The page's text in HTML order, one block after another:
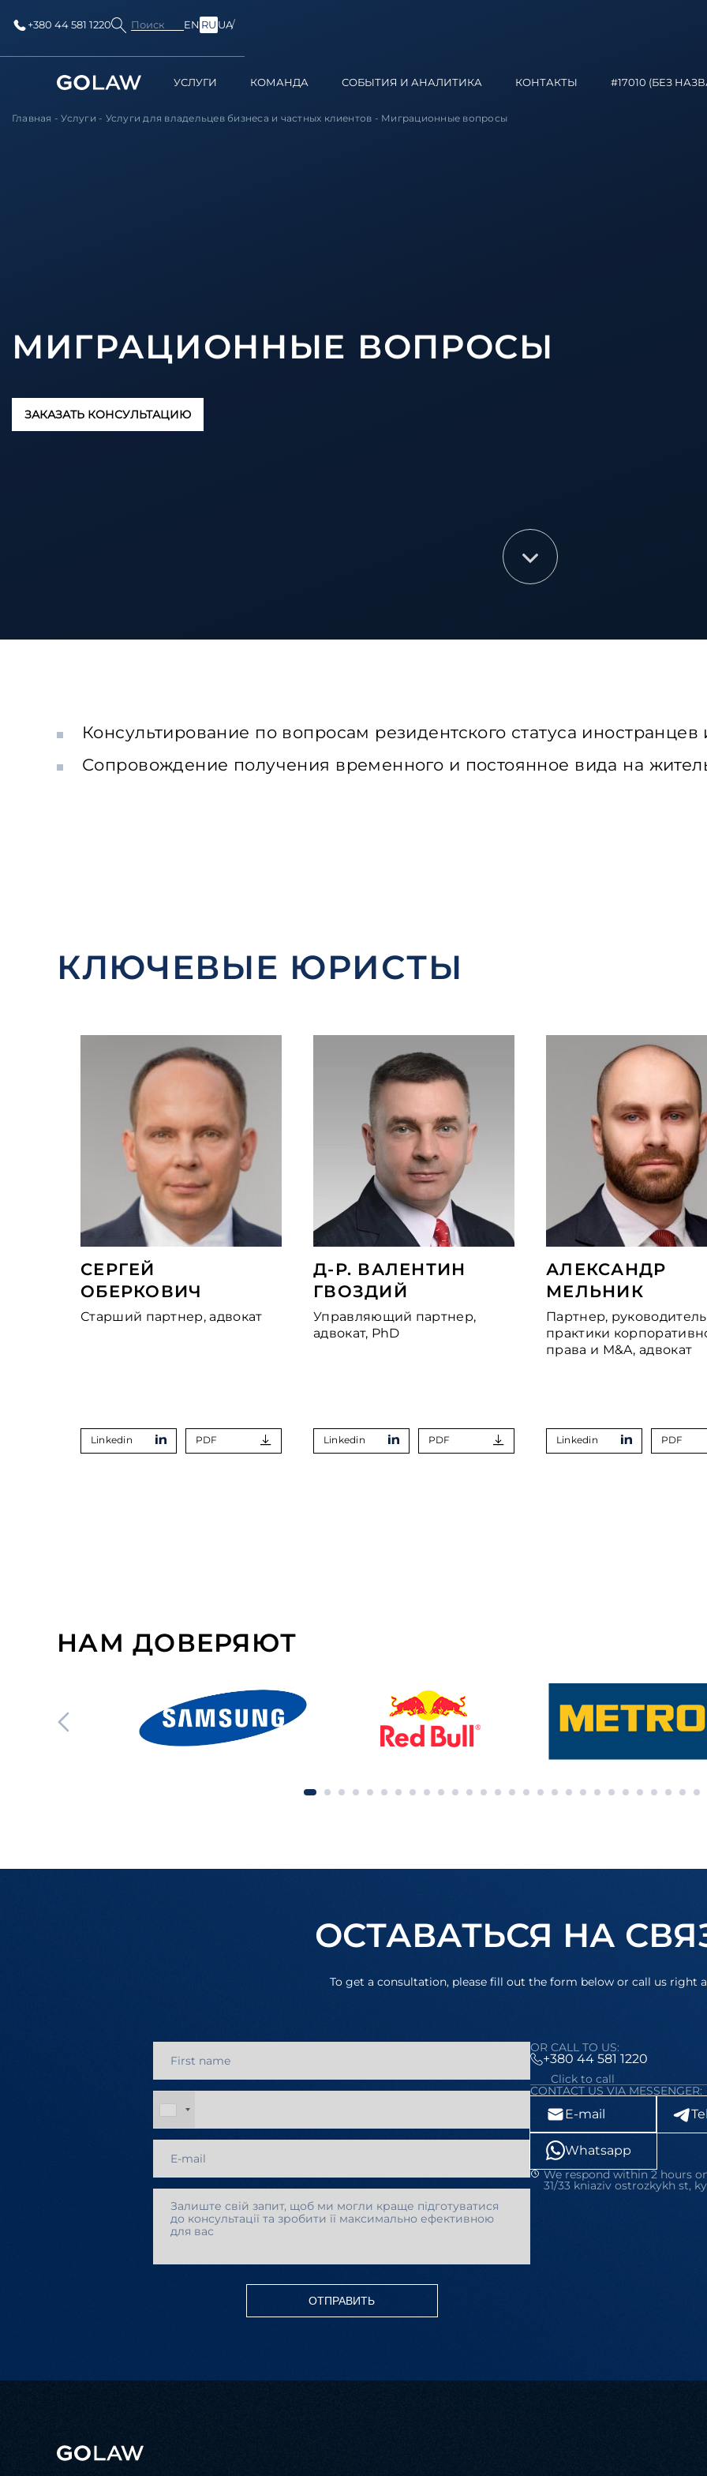
+380 44 581 1220 Поиск EN RU UA
УСЛУГИ КОМАНДА СОБЫТИЯ И АНАЛИТИКА КОНТАКТЫ #17010 (БЕЗ
Главная -Услуги - Услуги для владельцев бизнеса и частных клиентов - Миграционные вопросы
МИГРАЦИОННЫЕ ВОПРОСЫ
ЗАКАЗАТЬ КОНСУЛЬТАЦИЮ
Консультирование по вопросам резидентского статуса
Сопровождение получения временного и постоянное вида на
КЛЮЧЕВЫЕ ЮРИСТЫ
СЕРГЕЙ
ОБЕРКОВИЧ
Старший партнер, адвокат
Linkedin PDF
Д-Р. ВАЛЕНТИН
ГВОЗДИЙ
Управляющий партнер,
адвокат, PhD
Linkedin PDF
АЛЕКСАНДР
МЕЛЬНИК
Партнер, руководитель
практики
права и M&A, адвокат
Linkedin PDF
НАМ ДОВЕРЯЮТ
ОСТАВАТЬСЯ НА
To get a consultation, please fill out the form below or call us right
ОТПРАВИТЬ
OR CALL TO US:
+380 44 581 1220
Click to call
CONTACT US VIA MESSENGER:
E-mail
Whatsapp
We respond within 2 hours
31/33 kniaziv ostrozkykh st,